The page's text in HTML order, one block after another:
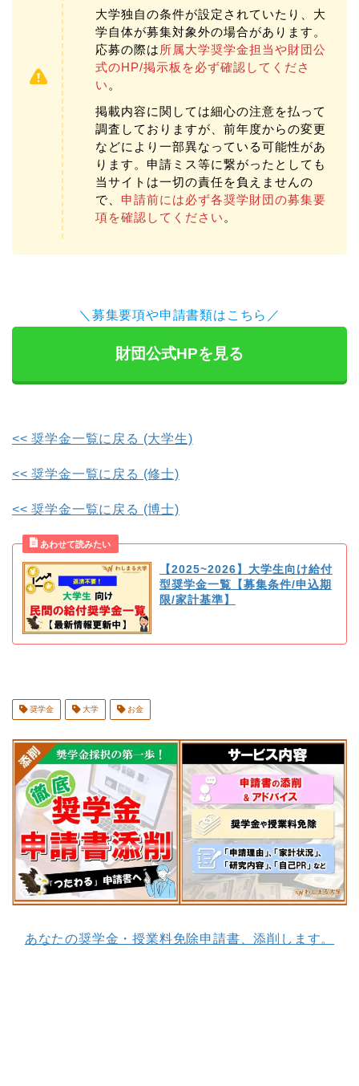
大学独自の条件が設定されていたり、大
学自体が募集対象外の場合があります。
応募の際は 所属大学奨学金担当や財団公
式のHP/掲示板を必ず確認してくださ
い 。
掲載内容に関しては細心の注意を払って
調査しておりますが、前年度からの変更
などにより一部異なっている可能性があ
ります。申請ミス等に繋がったとしても
当サイトは一切の責任を負えませんの
で、 申請前には必ず各奨学財団の募集要
項を確認してください 。
＼募集要項や申請書類はこちら／
財団公式HPを見る
<< 奨学金一覧に戻る (大学生)
<< 奨学金一覧に戻る (修士)
<< 奨学金一覧に戻る (博士)
【2025~2026】大学生向け給付
型奨学金一覧【募集条件/申込期
限/家計基準】
奨学金 大学 お金
あなたの奨学金・授業料免除申請書、添削します。